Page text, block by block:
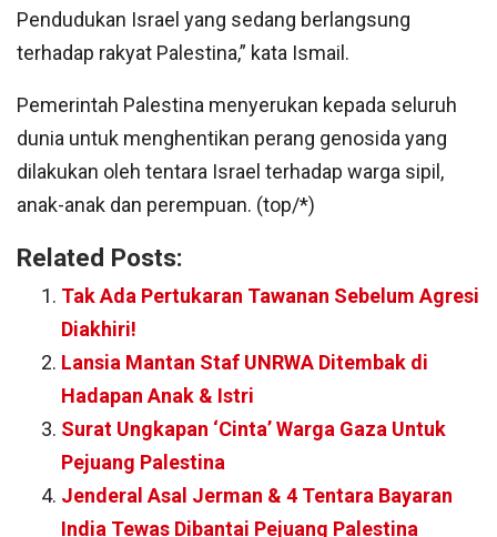
Pendudukan Israel yang sedang berlangsung
terhadap rakyat Palestina,” kata Ismail.
Pemerintah Palestina menyerukan kepada seluruh
dunia untuk menghentikan perang genosida yang
dilakukan oleh tentara Israel terhadap warga sipil,
anak-anak dan perempuan. (top/*)
Related Posts:
Tak Ada Pertukaran Tawanan Sebelum Agresi
Diakhiri!
Lansia Mantan Staf UNRWA Ditembak di
Hadapan Anak & Istri
Surat Ungkapan ‘Cinta’ Warga Gaza Untuk
Pejuang Palestina
Jenderal Asal Jerman & 4 Tentara Bayaran
India Tewas Dibantai Pejuang Palestina